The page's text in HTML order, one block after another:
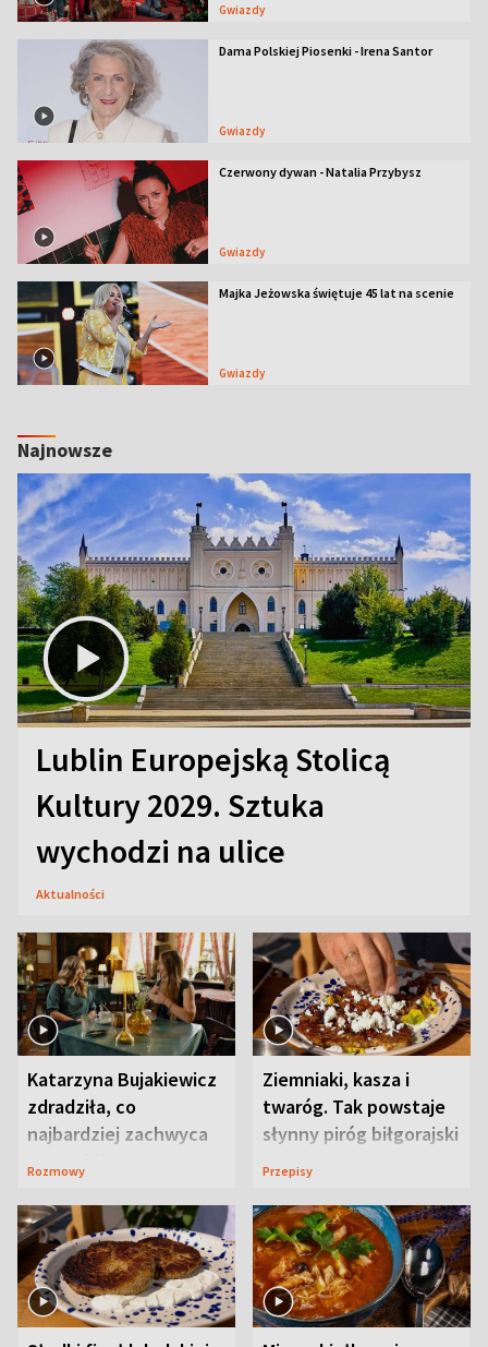
Gwiazdy
Dama Polskiej Piosenki - Irena Santor
Gwiazdy
Czerwony dywan - Natalia Przybysz
Gwiazdy
Majka Jeżowska świętuje 45 lat na scenie
Gwiazdy
Najnowsze
Lublin Europejską Stolicą
Kultury 2029. Sztuka
wychodzi na ulice
Aktualności
Katarzyna Bujakiewicz
zdradziła, co
najbardziej zachwyca
ją w Lublinie
Rozmowy
Ziemniaki, kasza i
twaróg. Tak powstaje
słynny piróg biłgorajski
Przepisy